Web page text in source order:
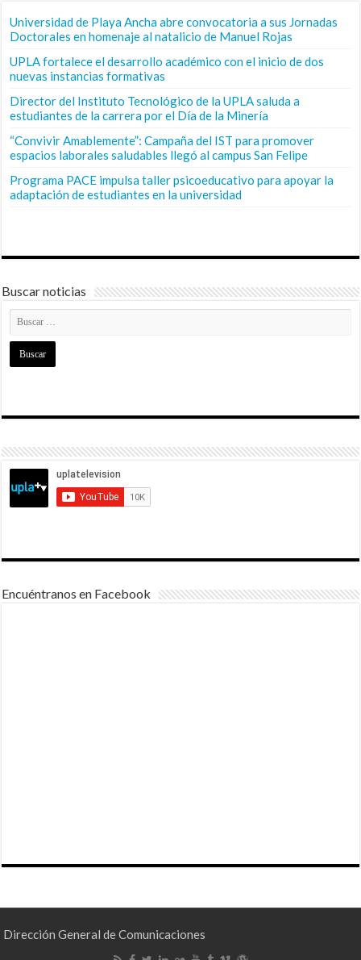
Universidad de Playa Ancha abre convocatoria a sus Jornadas
Doctorales en homenaje al natalicio de Manuel Rojas
UPLA fortalece el desarrollo académico con el inicio de dos
nuevas instancias formativas
Director del Instituto Tecnológico de la UPLA saluda a
estudiantes de la carrera por el Día de la Minería
“Convivir Amablemente”: Campaña del IST para promover
espacios laborales saludables llegó al campus San Felipe
Programa PACE impulsa taller psicoeducativo para apoyar la
adaptación de estudiantes en la universidad
Buscar noticias
Encuéntranos en Facebook
Dirección General de Comunicaciones